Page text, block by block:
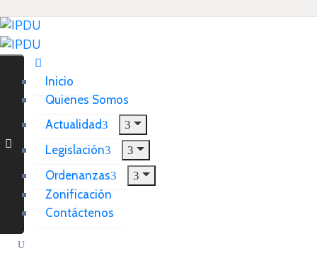
Inicio
Quienes Somos
Actualidad
Legislación
Ordenanzas
Zonificación
Contáctenos